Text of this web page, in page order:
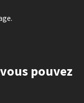
pouvez